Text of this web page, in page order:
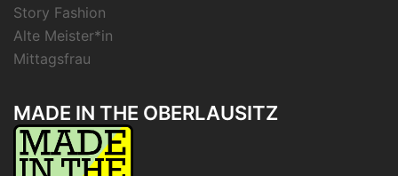
Story Fashion
Alte Meister*in
Mittagsfrau
MADE IN THE OBERLAUSITZ